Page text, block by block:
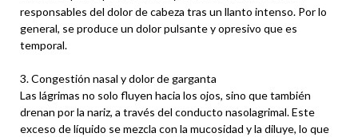
responsables del dolor de cabeza tras un llanto intenso. Por lo
general, se produce un dolor pulsante y opresivo que es
temporal.
3. Congestión nasal y dolor de garganta
Las lágrimas no solo fluyen hacia los ojos, sino que también
drenan por la nariz, a través del conducto nasolagrimal. Este
exceso de líquido se mezcla con la mucosidad y la diluye, lo que